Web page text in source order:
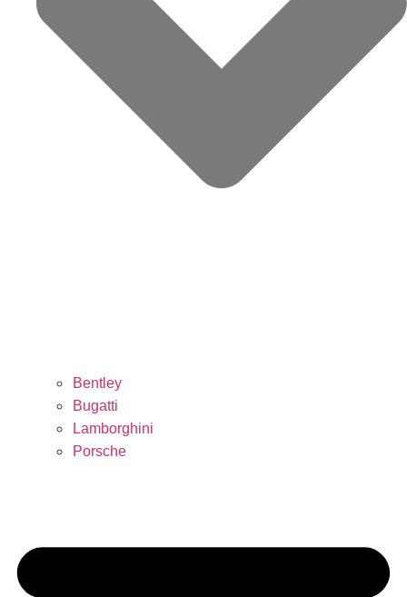
Bentley
Bugatti
Lamborghini
Porsche